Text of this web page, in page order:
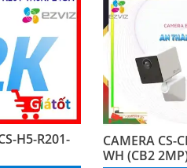
H5-R201-
CAMERA CS-
WH (CB2